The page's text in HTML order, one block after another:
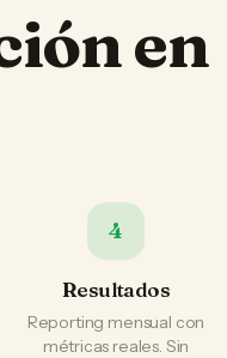
en
4
Resultados
Reporting mensual con
métricas reales. Sin